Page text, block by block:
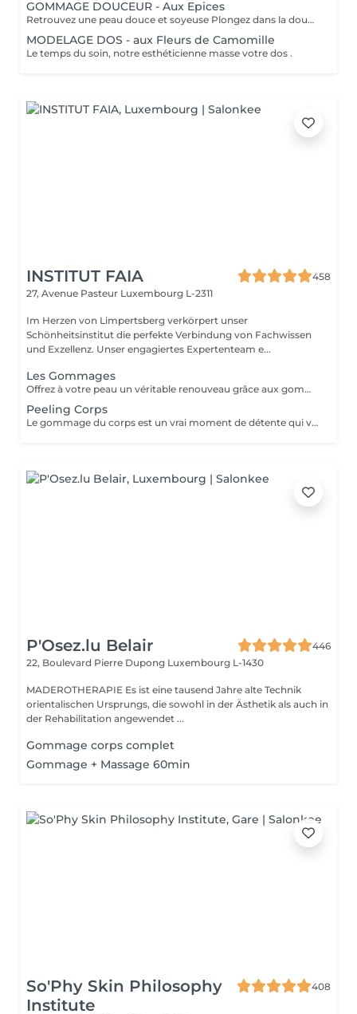
GOMMAGE DOUCEUR - Aux Epices
Retrouvez une peau douce et soyeuse Plongez dans la douceur tropicale dIndonésie à travers les notes épicées des huiles essentielles de Girofle et de Muscade. Ce gommage aux effluves chauds et naturels vous transporte tout en exfoliant délicatement votre peau : elle est douce, lumineuse et satinée.
MODELAGE DOS - aux Fleurs de Camomille
Le temps du soin, notre esthéticienne masse votre dos .
INSTITUT FAIA
458
27, Avenue Pasteur Luxembourg L-2311
Im Herzen von Limpertsberg verkörpert unser
Schönheitsinstitut die perfekte Verbindung von Fachwissen
und Exzellenz. Unser engagiertes Expertenteam e...
Les Gommages
Offrez à votre peau un véritable renouveau grâce aux gommages corps Gemology. Enrichis en extraits minéraux précieux et en ingrédients naturels, ils exfolient en douceur, éliminent les cellules mortes et révèlent l'éclat de la peau. Leur texture sensorielle et leurs parfums délicats transforment l'exfoliation en un rituel de bien-être luxueux. Résultat : une peau lisse, douce, parfaitement préparée à recevoir les soins suivants.
Peeling Corps
Le gommage du corps est un vrai moment de détente qui va permettre à la peau de se débarrasser de ses inégalités et de retrouver une peau toute douce. Ce soin est parfait juste avant d'aller au soleil pour permettre à la peau de mieux bronzer.
P'Osez.lu Belair
446
22, Boulevard Pierre Dupong Luxembourg L-1430
MADEROTHERAPIE Es ist eine tausend Jahre alte Technik
orientalischen Ursprungs, die sowohl in der Ästhetik als auch in
der Rehabilitation angewendet ...
Gommage corps complet
Gommage + Massage 60min
So'Phy Skin Philosophy
Institute
408